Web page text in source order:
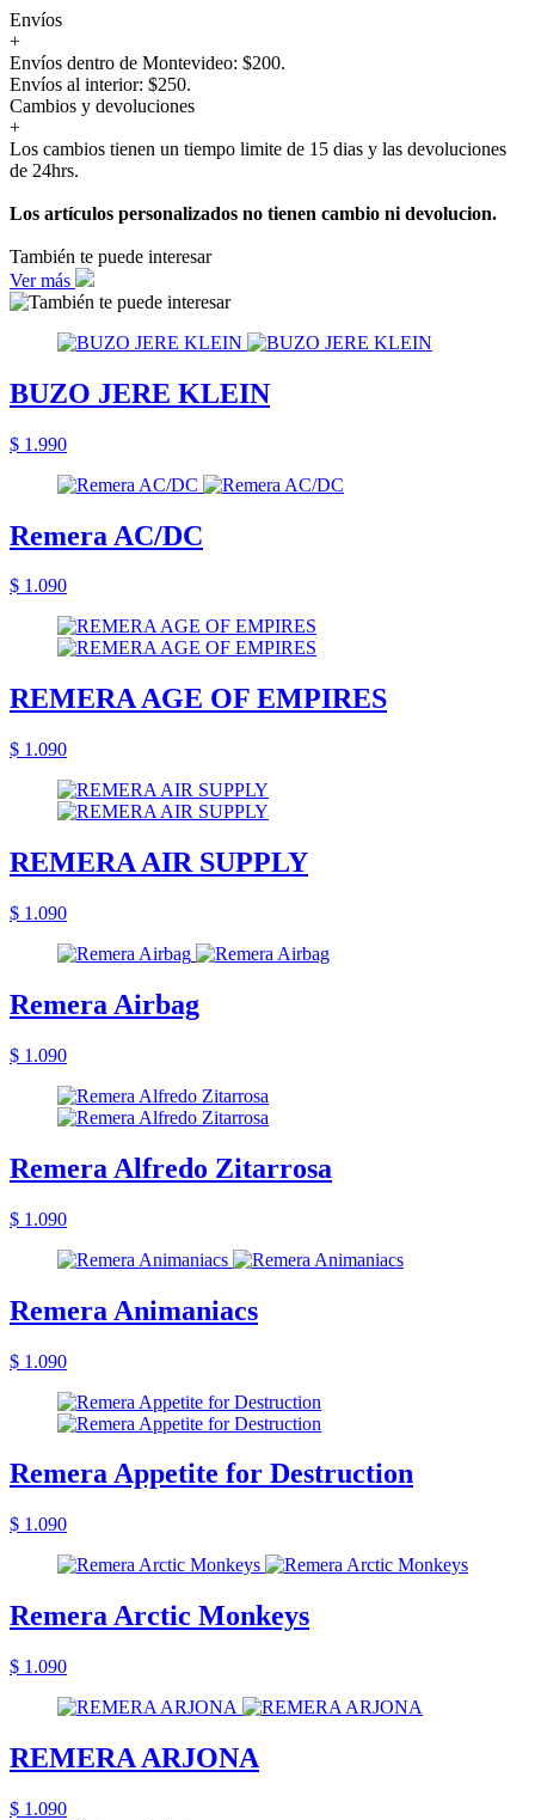
Envíos
+
Envíos dentro de Montevideo: $200.
Envíos al interior: $250.
Cambios y devoluciones
+
Los cambios tienen un tiempo limite de 15 dias y las devoluciones
de 24hrs.
Los artículos personalizados no tienen cambio ni devolucion.
También te puede interesar
Ver más
BUZO JERE KLEIN
$ 1.990
Remera AC/DC
$ 1.090
REMERA AGE OF EMPIRES
$ 1.090
REMERA AIR SUPPLY
$ 1.090
Remera Airbag
$ 1.090
Remera Alfredo Zitarrosa
$ 1.090
Remera Animaniacs
$ 1.090
Remera Appetite for Destruction
$ 1.090
Remera Arctic Monkeys
$ 1.090
REMERA ARJONA
$ 1.090